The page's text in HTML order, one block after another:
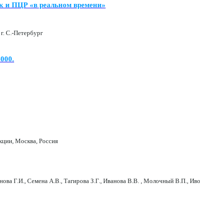
и ПЦР «в реальном времени»
С.-Петербург
Москва, Россия
Г.И., Семена А.В., Тагирова З.Г., Иванова В.В. , Молочный В.П.,